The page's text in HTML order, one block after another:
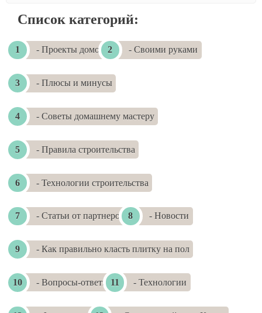
Список категорий:
- Проекты домов - Своими руками
- Плюсы и минусы
- Советы домашнему мастеру
- Правила строительства
- Технологии строительства
- Статьи от партнеров - Новости
- Как правильно класть плитку на пол
- Вопросы-ответы - Технологии